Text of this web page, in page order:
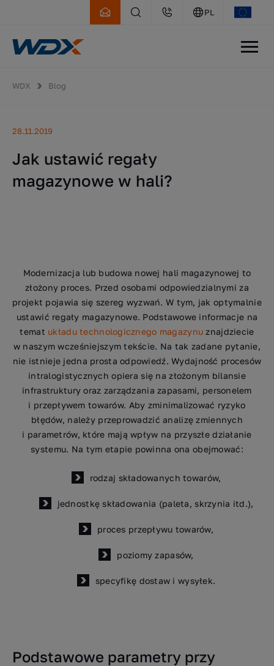
PL
WDX Blog
28.11.2019
Jak ustawić regały
magazynowe w hali?
Modernizacja lub budowa nowej hali magazynowej to
złożony proces. Przed osobami odpowiedzialnymi za
projekt pojawia się szereg wyzwań. W tym, jak optymalnie
ustawić regały magazynowe. Podstawowe informacje na
temat układu technologicznego magazynu znajdziecie
w naszym wcześniejszym tekście. Na tak zadane pytanie,
nie istnieje jedna prosta odpowiedź. Wydajność procesów
intralogistycznych opiera się na złożonym bilansie
infrastruktury oraz zarządzania zapasami, personelem
i przepływem towarów. Aby zminimalizować ryzyko
błędów, należy przeprowadzić analizę zmiennych
i parametrów, które mają wpływ na przyszłe działanie
systemu. Na tym etapie powinna ona obejmować:
rodzaj składowanych towarów,
jednostkę składowania (paleta, skrzynia itd.),
proces przepływu towarów,
poziomy zapasów,
specyfikę dostaw i wysyłek.
Podstawowe parametry przy